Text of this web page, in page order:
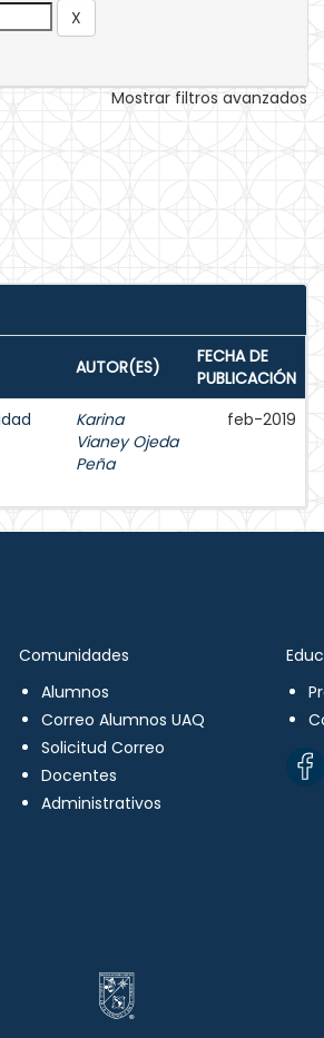
Mostrar filtros avanzados
AUTOR(ES)
FECHA DE
PUBLICACIÓN
Karina
Vianey Ojeda
Peña
feb-2019
Comunidades
Alumnos
Correo Alumnos UAQ
Solicitud Correo
Docentes
Administrativos